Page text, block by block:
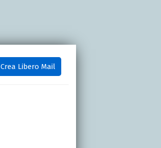
Crea Libero Mail